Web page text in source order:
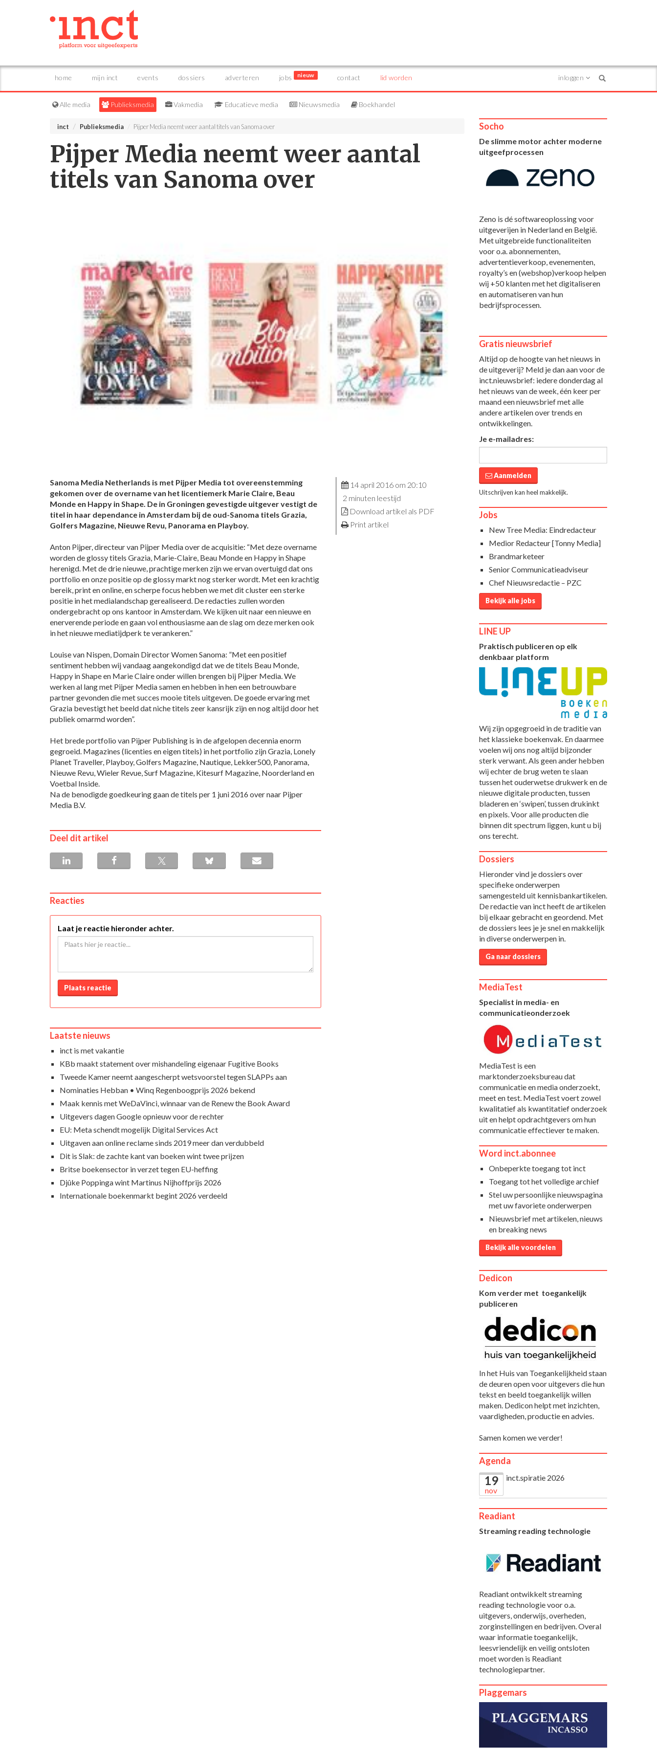
home mijn inct events dossiers adverteren jobs nieuw contact lid worden inloggen
Alle media Publieksmedia Vakmedia Educatieve media Nieuwsmedia Boekhandel
inct Publieksmedia Pijper Media neemt weer aantal titels van Sanoma over
Pijper Media neemt weer aantal
titels van Sanoma over
Sanoma Media Netherlands is met Pijper Media tot overeenstemming
gekomen over de overname van het licentiemerk Marie Claire, Beau
Monde en Happy in Shape. De in Groningen gevestigde uitgever vestigt de
titel in haar dependance in Amsterdam bij de oud-Sanoma titels Grazia,
Golfers Magazine, Nieuwe Revu, Panorama en Playboy.
Anton Pijper, directeur van Pijper Media over de acquisitie: “Met deze overname
worden de glossy titels Grazia, Marie-Claire, Beau Monde en Happy in Shape
herenigd. Met de drie nieuwe, prachtige merken zijn we ervan overtuigd dat ons
portfolio en onze positie op de glossy markt nog sterker wordt. Met een krachtig
bereik, print en online, en scherpe focus hebben we met dit cluster een sterke
positie in het medialandschap gerealiseerd. De redacties zullen worden
ondergebracht op ons kantoor in Amsterdam. We kijken uit naar een nieuwe en
enerverende periode en gaan vol enthousiasme aan de slag om deze merken ook
in het nieuwe mediatijdperk te verankeren.”
Louise van Nispen, Domain Director Women Sanoma: ”Met een positief
sentiment hebben wij vandaag aangekondigd dat we de titels Beau Monde,
Happy in Shape en Marie Claire onder willen brengen bij Pijper Media. We
werken al lang met Pijper Media samen en hebben in hen een betrouwbare
partner gevonden die met succes mooie titels uitgeven. De goede ervaring met
Grazia bevestigt het beeld dat niche titels zeer kansrijk zijn en nog altijd door het
publiek omarmd worden”.
Het brede portfolio van Pijper Publishing is in de afgelopen decennia enorm
gegroeid. Magazines (licenties en eigen titels) in het portfolio zijn Grazia, Lonely
Planet Traveller, Playboy, Golfers Magazine, Nautique, Lekker500, Panorama,
Nieuwe Revu, Wieler Revue, Surf Magazine, Kitesurf Magazine, Noorderland en
Voetbal Inside.
Na de benodigde goedkeuring gaan de titels per 1 juni 2016 over naar Pijper
Media B.V.
14 april 2016 om 20:10
2 minuten leestijd
Download artikel als PDF
Print artikel
Deel dit artikel
Reacties
Laat je reactie hieronder achter.
Plaats reactie
Laatste nieuws
inct is met vakantie
KBb maakt statement over mishandeling eigenaar Fugitive Books
Tweede Kamer neemt aangescherpt wetsvoorstel tegen SLAPPs aan
Nominaties Hebban • Winq Regenboogprijs 2026 bekend
Maak kennis met WeDaVinci, winnaar van de Renew the Book Award
Uitgevers dagen Google opnieuw voor de rechter
EU: Meta schendt mogelijk Digital Services Act
Uitgaven aan online reclame sinds 2019 meer dan verdubbeld
Dit is Slak: de zachte kant van boeken wint twee prijzen
Britse boekensector in verzet tegen EU-heffing
Djûke Poppinga wint Martinus Nijhoffprijs 2026
Internationale boekenmarkt begint 2026 verdeeld
Socho
De slimme motor achter moderne
uitgeefprocessen
Zeno is dé softwareoplossing voor
uitgeverijen in Nederland en België.
Met uitgebreide functionaliteiten
voor o.a. abonnementen,
advertentieverkoop, evenementen,
royalty’s en (webshop)verkoop helpen
wij +50 klanten met het digitaliseren
en automatiseren van hun
bedrijfsprocessen.
Gratis nieuwsbrief
Altijd op de hoogte van het nieuws in
de uitgeverij? Meld je dan aan voor de
inct.nieuwsbrief: iedere donderdag al
het nieuws van de week, één keer per
maand een nieuwsbrief met alle
andere artikelen over trends en
ontwikkelingen.
Je e-mailadres:
Aanmelden
Uitschrijven kan heel makkelijk.
Jobs
New Tree Media: Eindredacteur
Medior Redacteur [Tonny Media]
Brandmarketeer
Senior Communicatieadviseur
Chef Nieuwsredactie – PZC
Bekijk alle jobs
LINE UP
Praktisch publiceren op elk
denkbaar platform
Wij zijn opgegroeid in de traditie van
het klassieke boekenvak. En daarmee
voelen wij ons nog altijd bijzonder
sterk verwant. Als geen ander hebben
wij echter de brug weten te slaan
tussen het ouderwetse drukwerk en de
nieuwe digitale producten, tussen
bladeren en ‘swipen’, tussen drukinkt
en pixels. Voor alle producten die
binnen dit spectrum liggen, kunt u bij
ons terecht.
Dossiers
Hieronder vind je dossiers over
specifieke onderwerpen
samengesteld uit kennisbankartikelen.
De redactie van inct heeft de artikelen
bij elkaar gebracht en geordend. Met
de dossiers lees je je snel en makkelijk
in diverse onderwerpen in.
Ga naar dossiers
MediaTest
Specialist in media- en
communicatieonderzoek
MediaTest is een
marktonderzoeksbureau dat
communicatie en media onderzoekt,
meet en test. MediaTest voert zowel
kwalitatief als kwantitatief onderzoek
uit en helpt opdrachtgevers om hun
communicatie effectiever te maken.
Word inct.abonnee
Onbeperkte toegang tot inct
Toegang tot het volledige archief
Stel uw persoonlijke nieuwspagina
met uw favoriete onderwerpen
Nieuwsbrief met artikelen, nieuws
en breaking news
Bekijk alle voordelen
Dedicon
Kom verder met toegankelijk
publiceren
In het Huis van Toegankelijkheid staan
de deuren open voor uitgevers die hun
tekst en beeld toegankelijk willen
maken. Dedicon helpt met inzichten,
vaardigheden, productie en advies.
Samen komen we verder!
Agenda
19
nov
inct.spiratie 2026
Readiant
Streaming reading technologie
Readiant ontwikkelt streaming
reading technologie voor o.a.
uitgevers, onderwijs, overheden,
zorginstellingen en bedrijven. Overal
waar informatie toegankelijk,
leesvriendelijk en veilig ontsloten
moet worden is Readiant
technologiepartner.
Plaggemars